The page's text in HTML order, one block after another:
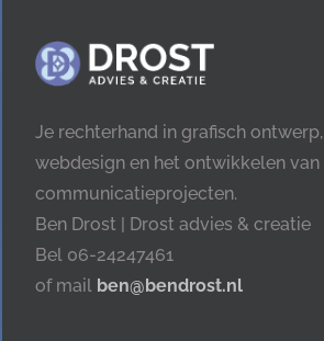
Je rechterhand in grafisch ontwerp,
webdesign en het ontwikkelen van
communicatieprojecten.
Ben Drost | Drost advies & creatie
Bel 06-24247461
of mail ben@bendrost.nl